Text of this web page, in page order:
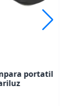
portatil